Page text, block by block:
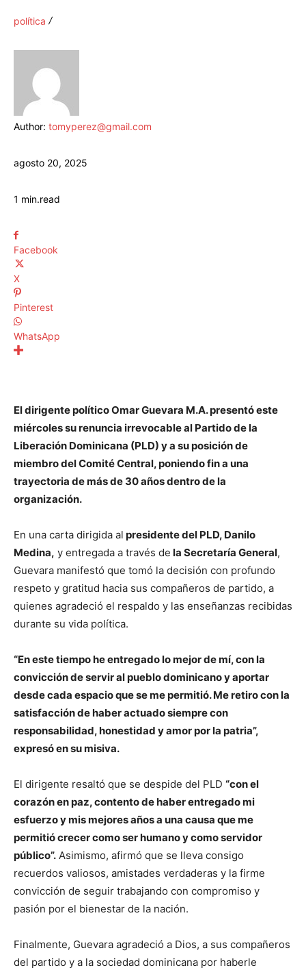
política
Author: tomyperez@gmail.com
agosto 20, 2025
1 min.read
Facebook
X
Pinterest
WhatsApp
El dirigente político Omar Guevara M.A. presentó este
miércoles su renuncia irrevocable al Partido de la
Liberación Dominicana (PLD) y a su posición de
miembro del Comité Central, poniendo fin a una
trayectoria de más de 30 años dentro de la
organización.
En una carta dirigida al presidente del PLD, Danilo
Medina, y entregada a través de la Secretaría General,
Guevara manifestó que tomó la decisión con profundo
respeto y gratitud hacia sus compañeros de partido, a
quienes agradeció el respaldo y las enseñanzas recibidas
durante su vida política.
“En este tiempo he entregado lo mejor de mí, con la
convicción de servir al pueblo dominicano y aportar
desde cada espacio que se me permitió. Me retiro con la
satisfacción de haber actuado siempre con
responsabilidad, honestidad y amor por la patria”,
expresó en su misiva.
El dirigente resaltó que se despide del PLD “con el
corazón en paz, contento de haber entregado mi
esfuerzo y mis mejores años a una causa que me
permitió crecer como ser humano y como servidor
público”. Asimismo, afirmó que se lleva consigo
recuerdos valiosos, amistades verdaderas y la firme
convicción de seguir trabajando con compromiso y
pasión por el bienestar de la nación.
Finalmente, Guevara agradeció a Dios, a sus compañeros
del partido y a la sociedad dominicana por haberle